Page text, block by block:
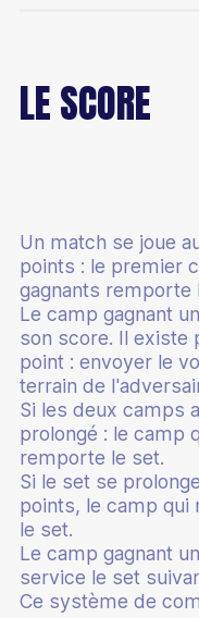
Championnats de
Disciplines
Plumfoot
Racketlon
Footbag
Se licencier
Licence
Assurance
Mutation
Jeux Olympiques et
Championnats du
Championnats
Yonex IFB
Orléans Masters
Autres événements
Solidarité
Introduction au sport
Bien-être
Mieux vivre sa
Badminton pour les
Devenir juge-arbitre
Formateur de
Formateur d'Officiels
Autres formations
Devenir dirigeant
Devenir gestionnaire
Devenir référent
Devenir classificateur
Devenir coach Bad
Junior Academy
Gouvernance
Projet fédéral
Agenda
Textes officiels
Le Guide du
L'Officiel du
Ordres du jour et
Mérite fédéral
Partenaires
Culture du
Responsabilités
Administrer
Financements et
Employer
Organiser
Animer
Charte graphique
Calendrier administratif
Boutique club
Stratégie nationale
Classements
Procédures
Équipement
Accompagnement
LE SCORE
Un match se joue
points : le premier
gagnants remporte
Le camp gagnant
son score. Il existe
point : envoyer le
terrain de
Si les deux camps
prolongé : le camp
remporte le set.
Si le set se
points, le camp qui
le set.
Le camp gagnant
service le set
Ce système de